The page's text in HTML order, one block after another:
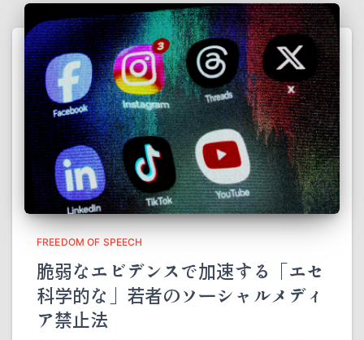
FREEDOM OF SPEECH
脆弱なエビデンスで加速する「エセ
科学的な」若者のソーシャルメディ
ア禁止法